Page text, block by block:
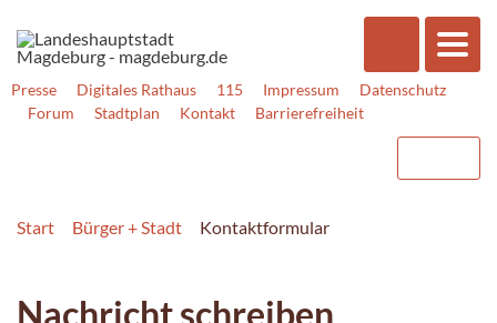
Presse Digitales Rathaus 115 Impressum
Datenschutz
Forum
Stadtplan Kontakt Barrierefreiheit
Start Bürger + Stadt Kontaktformular
Nachricht schreiben